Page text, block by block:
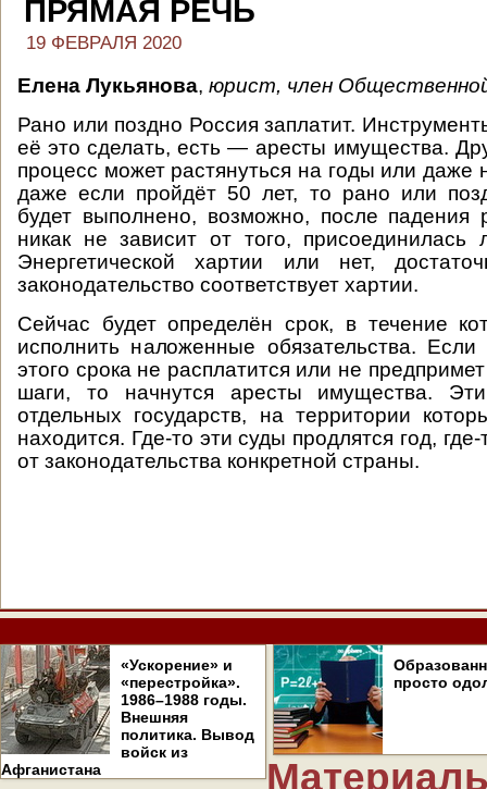
ПРЯМАЯ РЕЧЬ
19 ФЕВРАЛЯ 2020
Елена Лукьянова, юрист, член
Рано или поздно Россия заплатит.
её это сделать, есть — аресты имущества.
процесс может растянуться на годы или даже
даже если пройдёт 50 лет, то рано или
будет выполнено, возможно, после падения
никак не зависит от того,
Энергетической хартии или нет,
законодательство соответствует хартии.
Сейчас будет определён срок, в течение
исполнить наложенные обязательства.
этого срока не расплатится или не
шаги, то начнутся аресты имущества.
отдельных государств, на территории
находится. Где-то эти суды продлятся год,
от законодательства конкретной страны.
«Ускорение» и
«перестройка».
1986–1988 годы.
Внешняя
политика. Вывод
войск из
Афганистана
просто